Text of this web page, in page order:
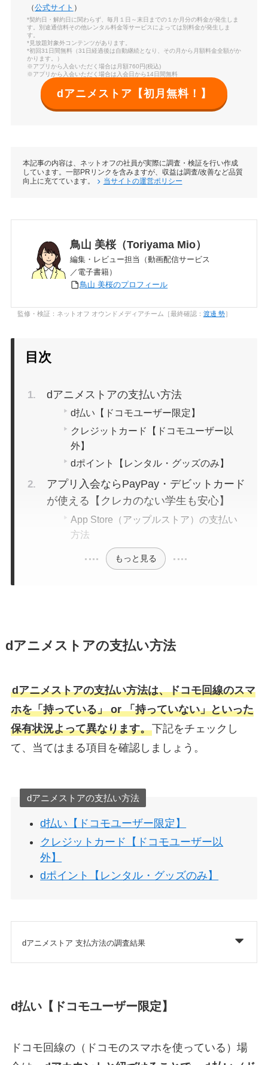
（公式サイト ）
*契約日・解約日に関わらず、毎月１日～末日までの１か月分の料金が発生しま
す。別途通信料その他レンタル料金等サービスによっては別料金が発生しま
す。
*見放題対象外コンテンツがあります。
*初回31日間無料（31日経過後は自動継続となり、その月から月額料金全額がか
かります。）
※アプリから入会いただく場合は月額760円(税込)
※アプリから入会いただく場合は入会日から14日間無料
dアニメストア【初月無料！】
本記事の内容は、ネットオフの社員が実際に調査・検証を行い作成
しています。一部PRリンクを含みますが、収益は調査/改善など品質
向上に充てています。
当サイトの運営ポリシー
鳥山 美桜（Toriyama Mio）
編集・レビュー担当（動画配信サービス
／電子書籍）
鳥山 美桜のプロフィール
監修・検証：ネットオフ オウンドメディアチーム［最終確認： 渡邊 勢］
目次
dアニメストアの支払い方法
d払い【ドコモユーザー限定】
クレジットカード【ドコモユーザー以
外】
dポイント【レンタル・グッズのみ】
アプリ入会ならPayPay・デビットカード
が使える【クレカのない学生も安心】
App Store（アップルストア）の支払い
方法
もっと見る
dアニメストアの支払い方法
dアニメストアの支払い方法は、ドコモ回線のスマ
ホを「持っている」 or 「持っていない」といった
保有状況よって異なります。下記をチェックし
て、当てはまる項目を確認しましょう。
dアニメストアの支払い方法
d払い【ドコモユーザー限定】
クレジットカード【ドコモユーザー以
外】
dポイント【レンタル・グッズのみ】
dアニメストア 支払方法の調査結果
d払い【ドコモユーザー限定】
ドコモ回線の（ドコモのスマホを使っている）場